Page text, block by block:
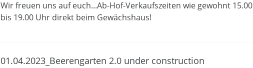
Wir freuen uns auf euch...Ab-Hof-Verkaufszeiten wie gewohnt 15.00
bis 19.00 Uhr direkt beim Gewächshaus!
01.04.2023_Beerengarten 2.0 under construction